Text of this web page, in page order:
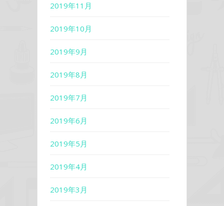
2019年11月
2019年10月
2019年9月
2019年8月
2019年7月
2019年6月
2019年5月
2019年4月
2019年3月